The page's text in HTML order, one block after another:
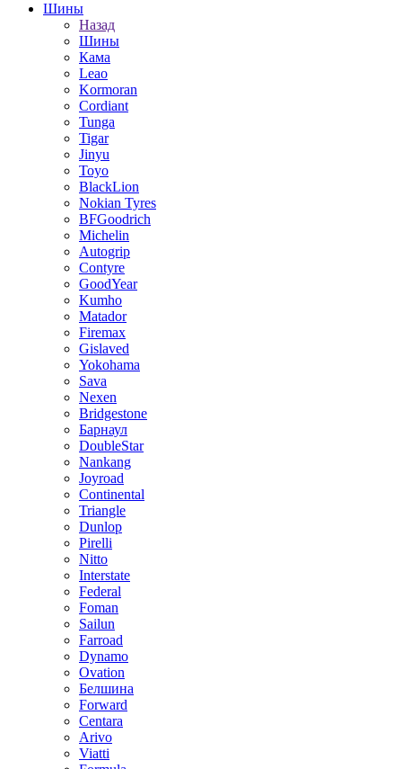
Шины
Назад
Шины
Кама
Leao
Kormoran
Cordiant
Tunga
Tigar
Jinyu
Toyo
BlackLion
Nokian Tyres
BFGoodrich
Michelin
Autogrip
Contyre
GoodYear
Kumho
Matador
Firemax
Gislaved
Yokohama
Sava
Nexen
Bridgestone
Барнаул
DoubleStar
Nankang
Joyroad
Continental
Triangle
Dunlop
Pirelli
Nitto
Interstate
Federal
Foman
Sailun
Farroad
Dynamo
Ovation
Белшина
Forward
Centara
Arivo
Viatti